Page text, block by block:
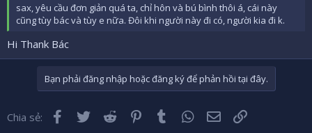
sax, yêu cầu đơn giản quá ta, chỉ hôn và bú bình thôi á, cái này
cũng tùy bác và tùy e nữa. Đôi khi người này đi có, người kia đi k.
Hi Thank Bác
Bạn phải đăng nhập hoặc đăng ký để phản hồi tại đây.
Chia sẻ: Facebook
Twitter Reddit Pinterest
Tumblr WhatsApp
Email